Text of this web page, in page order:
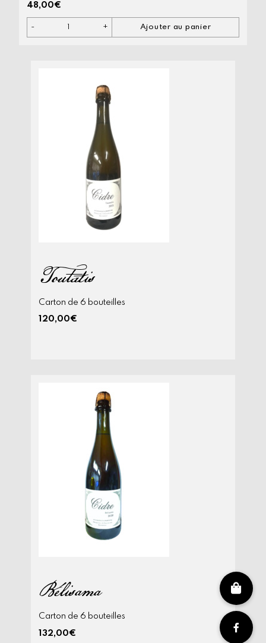
48,00€
-
quantité
+ Ajouter au panier
Toutatis
Carton de 6 bouteilles
120,00€
Bélisama
Carton de 6 bouteilles
132,00€